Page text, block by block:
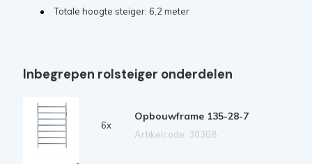
Totale hoogte steiger: 6,2 meter
Inbegrepen rolsteiger onderdelen
6x
Opbouwframe 135-28-7
Artikelcode: 30308